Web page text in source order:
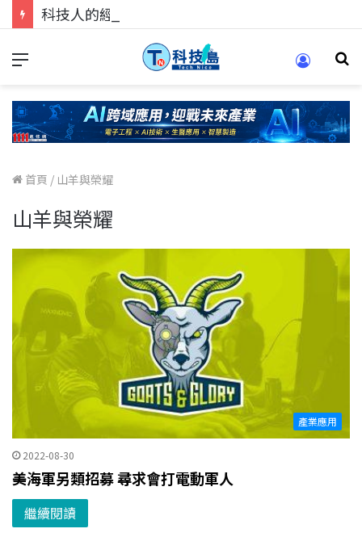
首頁 / 山羊與榮耀
山羊與榮耀
產業應用
2022-08-30
美海軍另類招募 尋求會打電動軍人
繼續閱讀